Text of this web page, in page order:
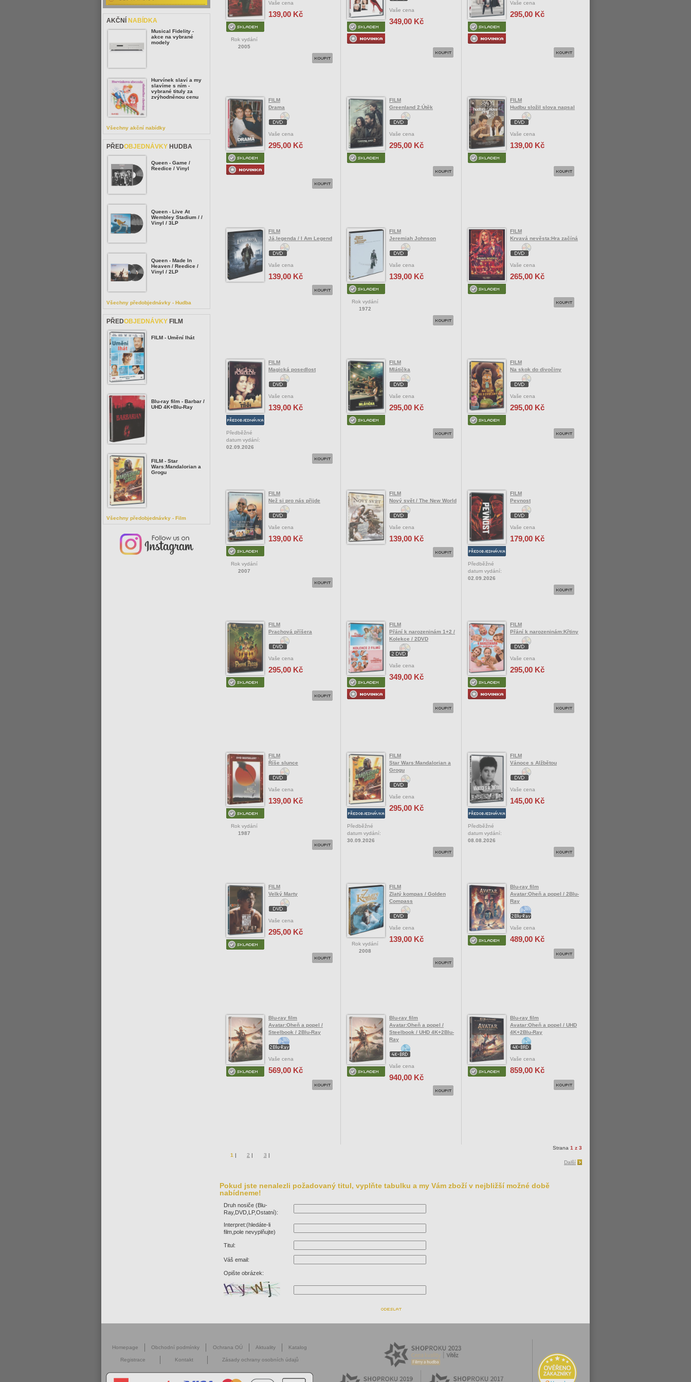
Rok vydání
2005
Vaše cena
139,00 Kč Vaše cena
349,00 Kč
Vaše cena
295,00 Kč
FILM
Drama
Vaše cena
295,00 Kč
FILM
Greenland 2:Útěk
Vaše cena
295,00 Kč
FILM
Hudbu složil slova napsal
Vaše cena
139,00 Kč
FILM
Já,legenda / I Am Legend
Vaše cena
139,00 Kč
Rok vydání
1972
FILM
Jeremiah Johnson
Vaše cena
139,00 Kč
FILM
Krvavá nevěsta:Hra začíná
Vaše cena
265,00 Kč
Předběžné
datum vydání:
02.09.2026
FILM
Magická posedlost
Vaše cena
139,00 Kč
FILM
Mlátička
Vaše cena
295,00 Kč
FILM
Na skok do divočiny
Vaše cena
295,00 Kč
Rok vydání
2007
FILM
Než si pro nás přijde
Vaše cena
139,00 Kč
FILM
Nový svět / The New World
Vaše cena
139,00 Kč
Předběžné
datum vydání:
02.09.2026
FILM
Pevnost
Vaše cena
179,00 Kč
FILM
Prachová příšera
Vaše cena
295,00 Kč
FILM
Přání k narozeninám 1+2 /
Kolekce / 2DVD
Vaše cena
349,00 Kč
FILM
Přání k narozeninám:Křtiny
Vaše cena
295,00 Kč
Rok vydání
1987
FILM
Říše slunce
Vaše cena
139,00 Kč
Předběžné
datum vydání:
30.09.2026
FILM
Star Wars:Mandalorian a
Grogu
Vaše cena
295,00 Kč
Předběžné
datum vydání:
08.08.2026
FILM
Vánoce s Alžbětou
Vaše cena
145,00 Kč
FILM
Velký Marty
Vaše cena
295,00 Kč
Rok vydání
2008
FILM
Zlatý kompas / Golden
Compass
Vaše cena
139,00 Kč
Blu-ray film
Avatar:Oheň a popel / 2Blu-
Ray
Vaše cena
489,00 Kč
Blu-ray film
Avatar:Oheň a popel /
Steelbook / 2Blu-Ray
Vaše cena
569,00 Kč
Blu-ray film
Avatar:Oheň a popel /
Steelbook / UHD 4K+2Blu-
Ray
Vaše cena
940,00 Kč
Blu-ray film
Avatar:Oheň a popel / UHD
4K+2Blu-Ray
Vaše cena
859,00 Kč
Strana 1 z 3
1 | 2 | 3 |
Další
Pokud jste nenalezli požadovaný titul, vyplňte tabulku a my Vám zboží v nejbližší možné době
nabídneme!
Druh nosiče (Blu-
Ray,DVD,LP,Ostatní):
Interpret:(hledáte-li
film,pole nevyplňujte)
Titul:
Váš email:
Opište obrázek:
AKČNÍ NABÍDKA
Musical Fidelity -
akce na vybrané
modely
Hurvínek slaví a my
slavíme s ním -
vybrané tituly za
zvýhodněnou cenu
Všechny akční nabídky
PŘEDOBJEDNÁVKY HUDBA
Queen - Game /
Reedice / Vinyl
Queen - Live At
Wembley Stadium / /
Vinyl / 3LP
Queen - Made In
Heaven / Reedice /
Vinyl / 2LP
Všechny předobjednávky - Hudba
PŘEDOBJEDNÁVKY FILM
FILM - Umění lhát
Blu-ray film - Barbar /
UHD 4K+Blu-Ray
FILM - Star
Wars:Mandalorian a
Grogu
Všechny předobjednávky - Film
Homepage Obchodní podmínky Ochrana OÚ Aktuality Katalog
Registrace Kontakt Zásady ochrany osobních údajů